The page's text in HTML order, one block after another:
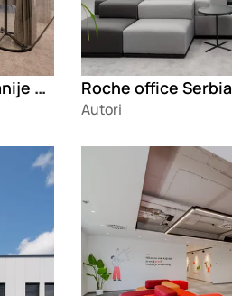
Poslovni prostor kompanije MK Group Roche office Serbia
Autori